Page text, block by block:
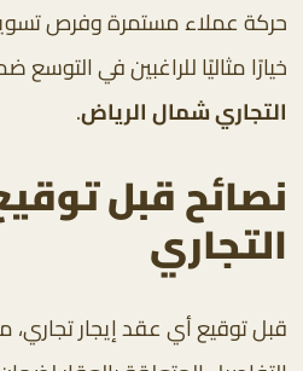
حركة عملاء مستمرة وفرص
خيارًا مثاليًا للراغبين في
التجاري شمال الرياض.
نصائح قبل
التجاري
قبل توقيع أي عقد إيجار